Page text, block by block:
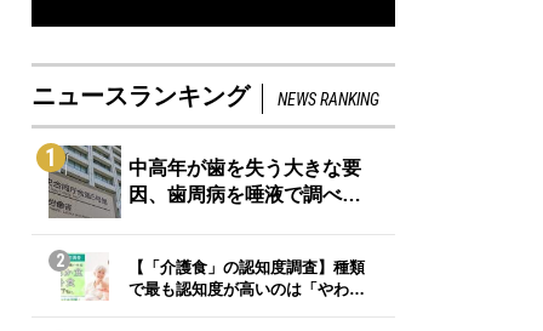
ニュースランキング NEWS RANKING
1
中高年が歯を失う大きな要
因、歯周病を唾液で調べ…
2
【「介護食」の認知度調査】種類
で最も認知度が高いのは「やわ…